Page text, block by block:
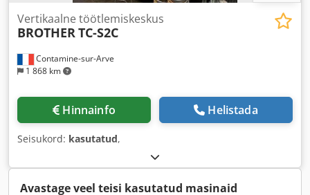
Contamine-sur-Arve
1 868 km
Vertikaalne töötlemiskeskus
BROTHERTC-S2C
Hinnainfo Helistada
Seisukord: kasutatud,
Avastage veel teisi kasutatud masinaid